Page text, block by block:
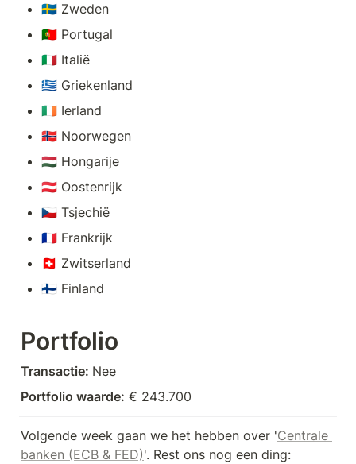
🇸🇪 Zweden
🇵🇹 Portugal
🇮🇹 Italië
🇬🇷 Griekenland
🇮🇪 Ierland
🇳🇴 Noorwegen
🇭🇺 Hongarije
🇦🇹 Oostenrijk
🇨🇿 Tsjechië
🇫🇷 Frankrijk
🇨🇭 Zwitserland
🇫🇮 Finland
Portfolio
Transactie: Nee
Portfolio waarde: € 243.700
Volgende week gaan we het hebben over 'Centrale
banken (ECB & FED)'. Rest ons nog een ding: